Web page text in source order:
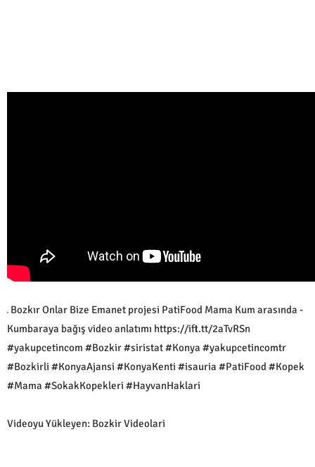
Bozkır Onlar Bize Emanet projesi PatiFood Mama Kum arasında -
Kumbaraya bağış video anlatımı https://ift.tt/2aTvRSn
#yakupcetincom #Bozkir #siristat #Konya #yakupcetincomtr
#Bozkirli #KonyaAjansi #KonyaKenti #isauria #PatiFood #Kopek
#Mama #SokakKopekleri #HayvanHaklari
Videoyu Yükleyen: Bozkir Videolari